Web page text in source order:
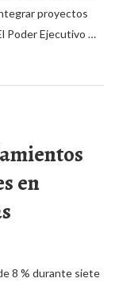
proyectos
Poder Ejecutivo …
en
8 % durante siete